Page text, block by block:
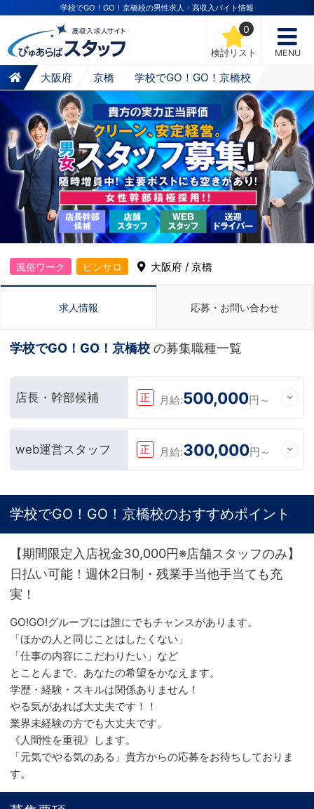
学校でGO！GO！京橋校の男性求人・高収入バイト情報
検討リスト
0
MENU
大阪府 京橋 学校でGO！GO！京橋校
風俗ワーク ピンサロ 大阪府 / 京橋
求人情報 応募・お問い合わせ
学校でGO！GO！京橋校 の募集職種一覧
店長・幹部候補 正 月給:500,000円～
web運営スタッフ 正 月給:300,000円～
学校でGO！GO！京橋校のおすすめポイント
【期間限定入店祝金30,000円※店舗スタッフのみ】
日払い可能！週休2日制・残業手当他手当ても充
実！
GO!GO!グループには誰にでもチャンスがあります。
「ほかの人と同じことはしたくない」
「仕事の内容にこだわりたい」など
とことんまで、あなたの希望をかなえます。
学歴・経験・スキルは関係ありません！
やる気があれば大丈夫です！！
業界未経験の方でも大丈夫です。
《人間性を重視》します。
「元気でやる気のある」貴方からの応募をお待ちしておりま
す。